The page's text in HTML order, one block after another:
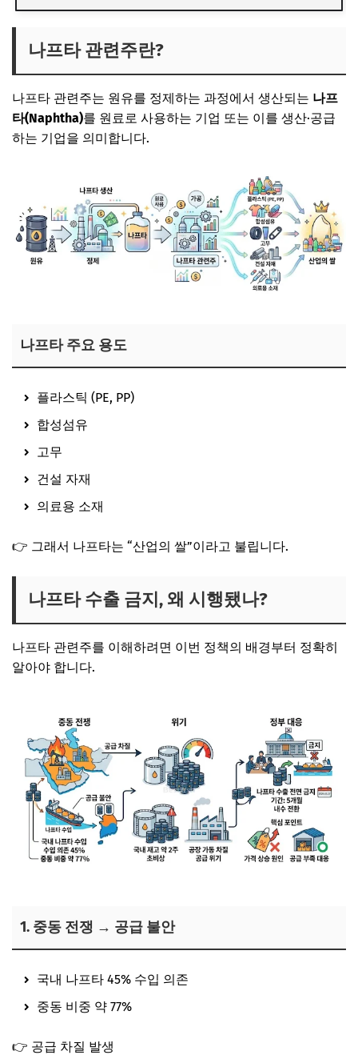
나프타 관련주란?
나프타 관련주는 원유를 정제하는 과정에서 생산되는 나프
타(Naphtha)를 원료로 사용하는 기업 또는 이를 생산·공급
하는 기업을 의미합니다.
나프타 주요 용도
플라스틱 (PE, PP)
합성섬유
고무
건설 자재
의료용 소재
👉 그래서 나프타는 “산업의 쌀”이라고 불립니다.
나프타 수출 금지, 왜 시행됐나?
나프타 관련주를 이해하려면 이번 정책의 배경부터 정확히
알아야 합니다.
1. 중동 전쟁 → 공급 불안
국내 나프타 45% 수입 의존
중동 비중 약 77%
👉 공급 차질 발생